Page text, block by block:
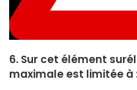
6. Sur cet élément
maximale est limitée à